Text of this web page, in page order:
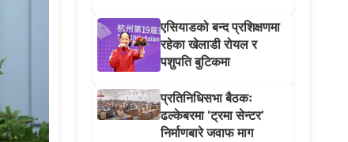
एसियाडको बन्द प्रशिक्षणमा
रहेका खेलाडी रोयल र
पशुपति बुटिकमा
प्रतिनिधिसभा बैठकः
ढल्केबरमा ‘ट्रमा सेन्टर’
निर्माणबारे जवाफ माग